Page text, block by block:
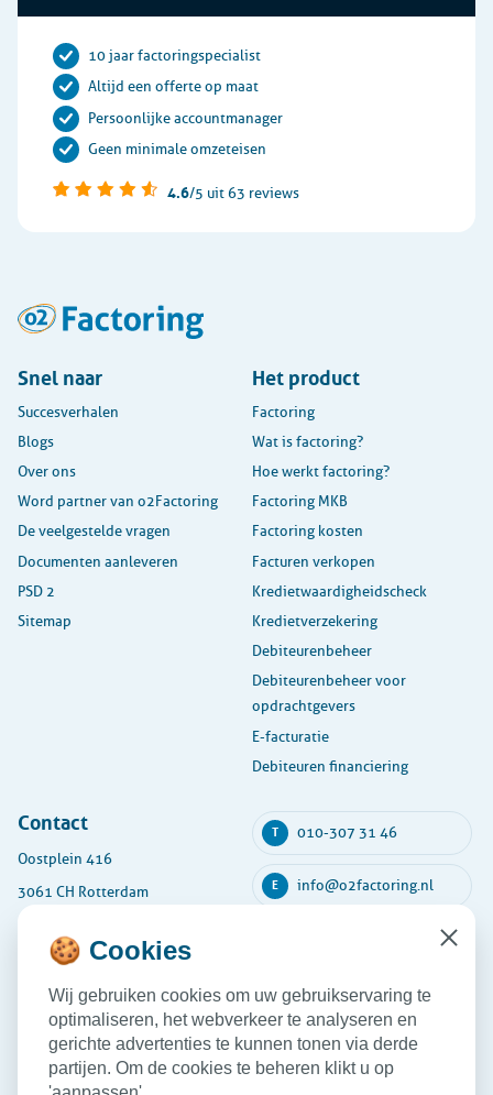
10 jaar factoringspecialist
Altijd een offerte op maat
Persoonlijke accountmanager
Geen minimale omzeteisen
4.6/5 uit 63 reviews
Snel naar
Succesverhalen
Blogs
Over ons
Word partner van o2Factoring
De veelgestelde vragen
Documenten aanleveren
PSD 2
Sitemap
Het product
Factoring
Wat is factoring?
Hoe werkt factoring?
Factoring MKB
Factoring kosten
Facturen verkopen
Kredietwaardigheidscheck
Kredietverzekering
Debiteurenbeheer
Debiteurenbeheer voor
opdrachtgevers
E-facturatie
Debiteuren financiering
Contact
Oostplein 416
3061 CH Rotterdam
Maandag
08:30 - 17:30
Dinsdag
08:30 - 17:30
Woensdag 08:30 - 17:30
Donderdag 08:30 - 17:30
T 010-307 31 46
E info@o2factoring.nl
🍪 Cookies
Wij gebruiken cookies om uw gebruikservaring te
optimaliseren, het webverkeer te analyseren en
gerichte advertenties te kunnen tonen via derde
partijen. Om de cookies te beheren klikt u op
Close